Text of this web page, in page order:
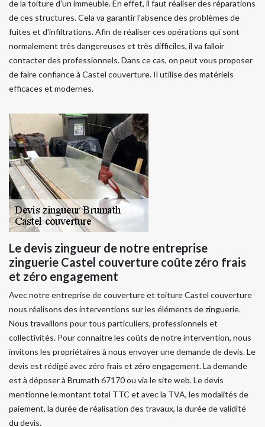
de la toiture d'un immeuble. En effet, il faut réaliser des réparations
de ces structures. Cela va garantir l'absence des problèmes de
fuites et d'infiltrations. Afin de réaliser ces opérations qui sont
normalement très dangereuses et très difficiles, il va falloir
contacter des professionnels. Dans ce cas, on peut vous proposer
de faire confiance à Castel couverture. Il utilise des matériels
efficaces et modernes.
Le devis zingueur de notre entreprise
zinguerie Castel couverture coûte zéro frais
et zéro engagement
Avec notre entreprise de couverture et toiture Castel couverture
nous réalisons des interventions sur les éléments de zinguerie.
Nous travaillons pour tous particuliers, professionnels et
collectivités. Pour connaitre les coûts de notre intervention, nous
invitons les propriétaires à nous envoyer une demande de devis. Le
devis est rédigé avec zéro frais et zéro engagement. La demande
est à déposer à Brumath 67170 ou via le site web. Le devis
mentionne le montant total TTC et avec la TVA, les modalités de
paiement, la durée de réalisation des travaux, la durée de validité
du devis.